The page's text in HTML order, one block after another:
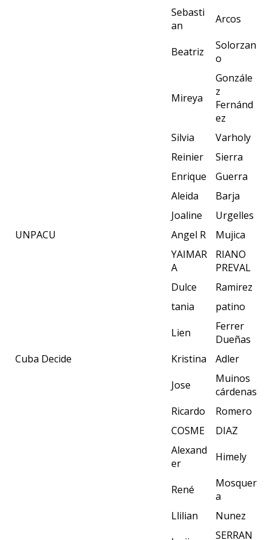
Sebasti
an
Arcos
Beatriz
Solorzan
o
Mireya
Gonzále
z
Fernánd
ez
Silvia
Varholy
Reinier
Sierra
Enrique
Guerra
Aleida
Barja
Joaline
Urgelles
UNPACU
Angel R
Mujica
YAIMAR
A
RIANO
PREVAL
Dulce
Ramirez
tania
patino
Lien
Ferrer
Dueñas
Cuba Decide
Kristina
Adler
Jose
Muinos
cárdenas
Ricardo
Romero
COSME
DIAZ
Alexand
er
Himely
René
Mosquer
a
Llilian
Nunez
SERRAN